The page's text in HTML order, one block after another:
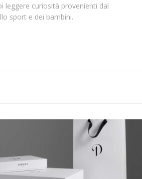
leggere curiosità provenienti dal
sport e dei bambini.